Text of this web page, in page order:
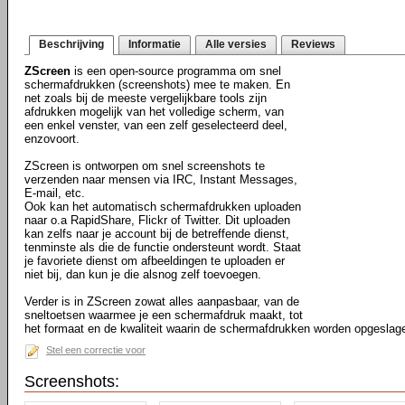
Beschrijving Informatie Alle versies Reviews
ZScreen is een open-source programma om snel
schermafdrukken (screenshots) mee te maken. En
net zoals bij de meeste vergelijkbare tools zijn
afdrukken mogelijk van het volledige scherm, van
een enkel venster, van een zelf geselecteerd deel,
enzovoort.
ZScreen is ontworpen om snel screenshots te
verzenden naar mensen via IRC, Instant Messages,
E-mail, etc.
Ook kan het automatisch schermafdrukken uploaden
naar o.a RapidShare, Flickr of Twitter. Dit uploaden
kan zelfs naar je account bij de betreffende dienst,
tenminste als die de functie ondersteunt wordt. Staat
je favoriete dienst om afbeeldingen te uploaden er
niet bij, dan kun je die alsnog zelf toevoegen.
Verder is in ZScreen zowat alles aanpasbaar, van de
sneltoetsen waarmee je een schermafdruk maakt, tot
het formaat en de kwaliteit waarin de schermafdrukken worden
Stel een correctie voor
Screenshots: